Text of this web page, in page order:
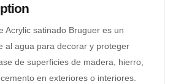
Acrylic satinado Bruguer es un
al agua para decorar y proteger
de superficies de madera, hierro,
en exteriores o interiores.